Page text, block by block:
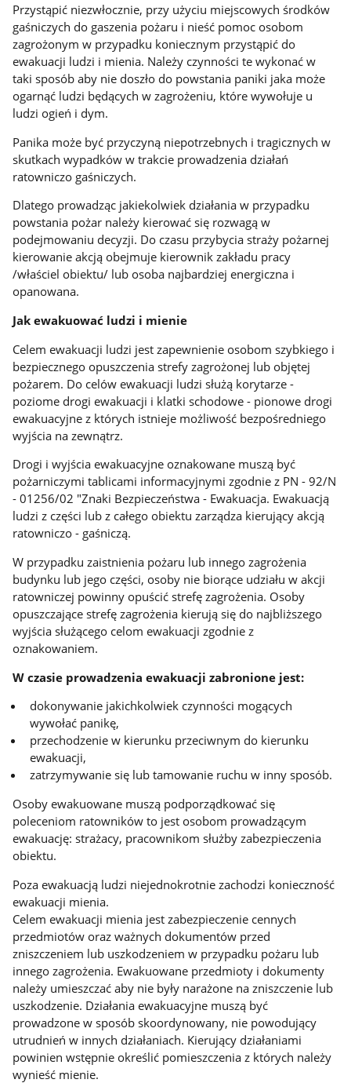
Przystąpić niezwłocznie, przy użyciu miejscowych środków
gaśniczych do gaszenia pożaru i nieść pomoc osobom
zagrożonym w przypadku koniecznym przystąpić do
ewakuacji ludzi i mienia. Należy czynności te wykonać w
taki sposób aby nie doszło do powstania paniki jaka może
ogarnąć ludzi będących w zagrożeniu, które wywołuje u
ludzi ogień i dym.
Panika może być przyczyną niepotrzebnych i tragicznych w
skutkach wypadków w trakcie prowadzenia działań
ratowniczo gaśniczych.
Dlatego prowadząc jakiekolwiek działania w przypadku
powstania pożar należy kierować się rozwagą w
podejmowaniu decyzji. Do czasu przybycia straży pożarnej
kierowanie akcją obejmuje kierownik zakładu pracy
/właściel obiektu/ lub osoba najbardziej energiczna i
opanowana.
Jak ewakuować ludzi i mienie
Celem ewakuacji ludzi jest zapewnienie osobom szybkiego i
bezpiecznego opuszczenia strefy zagrożonej lub objętej
pożarem. Do celów ewakuacji ludzi służą korytarze -
poziome drogi ewakuacji i klatki schodowe - pionowe drogi
ewakuacyjne z których istnieje możliwość bezpośredniego
wyjścia na zewnątrz.
Drogi i wyjścia ewakuacyjne oznakowane muszą być
pożarniczymi tablicami informacyjnymi zgodnie z PN - 92/N
- 01256/02 "Znaki Bezpieczeństwa - Ewakuacja. Ewakuacją
ludzi z części lub z całego obiektu zarządza kierujący akcją
ratowniczo - gaśniczą.
W przypadku zaistnienia pożaru lub innego zagrożenia
budynku lub jego części, osoby nie biorące udziału w akcji
ratowniczej powinny opuścić strefę zagrożenia. Osoby
opuszczające strefę zagrożenia kierują się do najbliższego
wyjścia służącego celom ewakuacji zgodnie z
oznakowaniem.
W czasie prowadzenia ewakuacji zabronione jest:
dokonywanie jakichkolwiek czynności mogących
wywołać panikę,
przechodzenie w kierunku przeciwnym do kierunku
ewakuacji,
zatrzymywanie się lub tamowanie ruchu w inny sposób.
Osoby ewakuowane muszą podporządkować się
poleceniom ratowników to jest osobom prowadzącym
ewakuację: strażacy, pracownikom służby zabezpieczenia
obiektu.
Poza ewakuacją ludzi niejednokrotnie zachodzi konieczność
ewakuacji mienia.
Celem ewakuacji mienia jest zabezpieczenie cennych
przedmiotów oraz ważnych dokumentów przed
zniszczeniem lub uszkodzeniem w przypadku pożaru lub
innego zagrożenia. Ewakuowane przedmioty i dokumenty
należy umieszczać aby nie były narażone na zniszczenie lub
uszkodzenie. Działania ewakuacyjne muszą być
prowadzone w sposób skoordynowany, nie powodujący
utrudnień w innych działaniach. Kierujący działaniami
powinien wstępnie określić pomieszczenia z których należy
wynieść mienie.